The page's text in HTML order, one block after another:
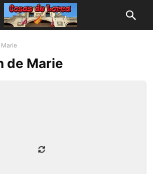
Marie
de Marie